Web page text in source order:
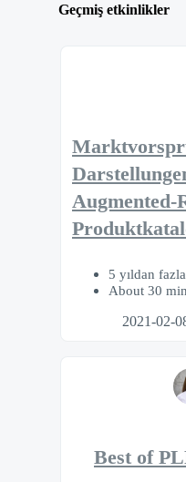
Geçmiş etkinlikler
5 yıldan
About 30
2021-02-
Best of